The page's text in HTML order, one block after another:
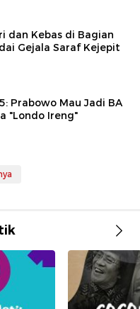
dan Kebas di Bagian
Gejala Saraf Kejepit
Prabowo Mau Jadi BA
"Londo Ireng"